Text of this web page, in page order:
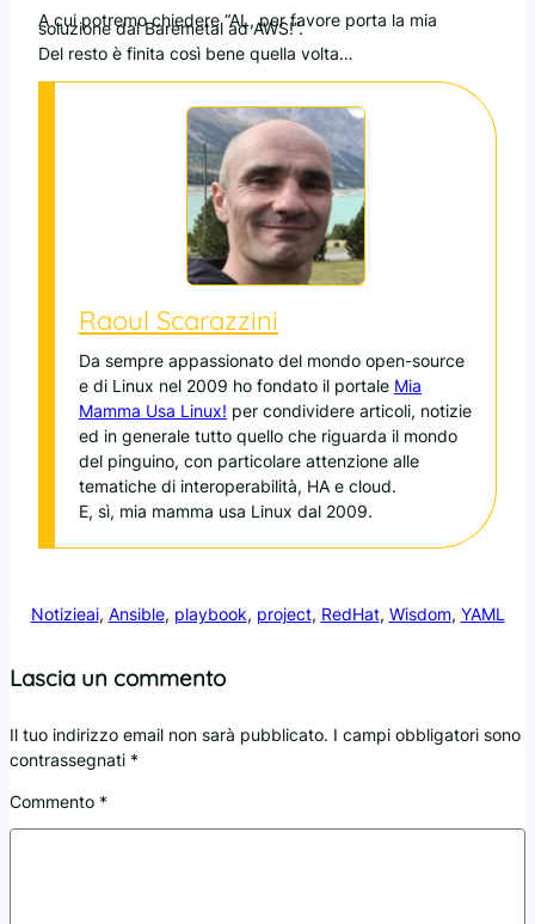
A cui potremo chiedere “AL, per favore porta la mia
soluzione dal Baremetal ad AWS!”.
Del resto è finita così bene quella volta…
Raoul Scarazzini
Da sempre appassionato del mondo open-source
e di Linux nel 2009 ho fondato il portale Mia
Mamma Usa Linux! per condividere articoli, notizie
ed in generale tutto quello che riguarda il mondo
del pinguino, con particolare attenzione alle
tematiche di interoperabilità, HA e cloud.
E, sì, mia mamma usa Linux dal 2009.
Notizieai, Ansible, playbook, project, RedHat, Wisdom, YAML
Lascia un commento
Il tuo indirizzo email non sarà pubblicato. I campi obbligatori sono
contrassegnati *
Commento *